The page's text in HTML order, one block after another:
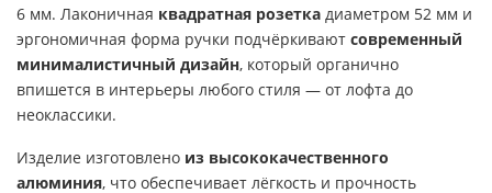
6 мм. Лаконичная квадратная розетка диаметром 52 мм и
эргономичная форма ручки подчёркивают современный
минималистичный дизайн, который органично
впишется в интерьеры любого стиля — от лофта до
неоклассики.
Изделие изготовлено из высококачественного
алюминия, что обеспечивает лёгкость и прочность